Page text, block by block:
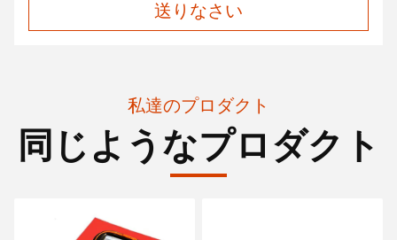
送りなさい
私達のプロダクト
同じようなプロダクト